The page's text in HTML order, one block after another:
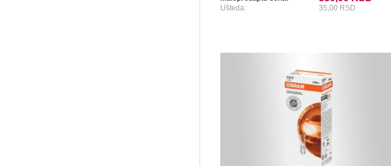
Ušteda: 35,00 RSD